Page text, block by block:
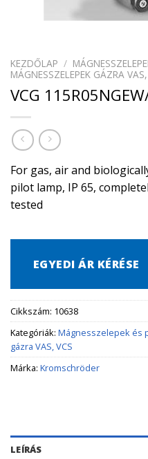
KEZDŐLAP /
MÁGNESSZELEPEK GÁZRA
VCG
For gas, air and
pilot lamp, IP 65,
tested
EGYEDI ÁR KÉRÉSE
Cikkszám: 10638
Kategóriák: Mágnesszelepek és
gázra VAS, VCS
Márka: Kromschröder
LEÍRÁS